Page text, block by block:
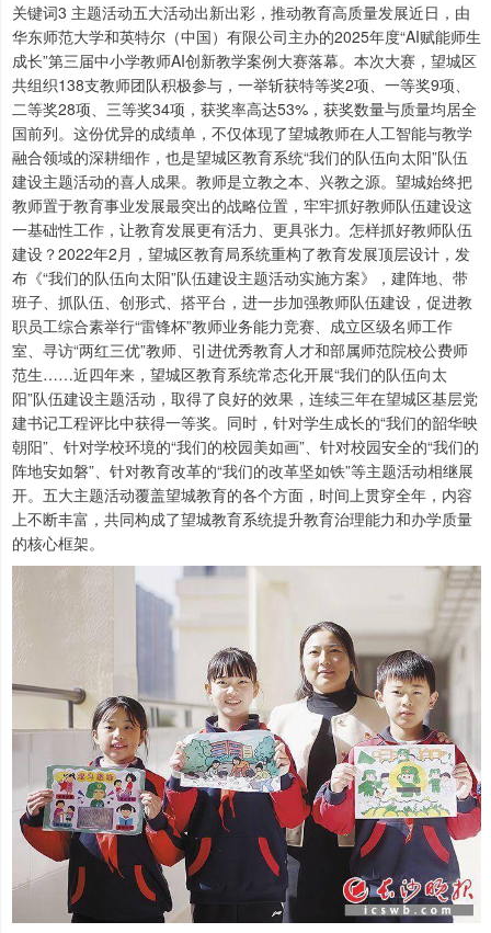
关键词3 主题活动五大活动出新出彩，推动教育高质量发展近日，由
华东师范大学和英特尔（中国）有限公司主办的2025年度“AI赋能师生
成长”第三届中小学教师AI创新教学案例大赛落幕。本次大赛，望城区
共组织138支教师团队积极参与，一举斩获特等奖2项、一等奖9项、
二等奖28项、三等奖34项，获奖率高达53%，获奖数量与质量均居全
国前列。这份优异的成绩单，不仅体现了望城教师在人工智能与教学
融合领域的深耕细作，也是望城区教育系统“我们的队伍向太阳”队伍
建设主题活动的喜人成果。教师是立教之本、兴教之源。望城始终把
教师置于教育事业发展最突出的战略位置，牢牢抓好教师队伍建设这
一基础性工作，让教育发展更有活力、更具张力。怎样抓好教师队伍
建设？2022年2月，望城区教育局系统重构了教育发展顶层设计，发
布《“我们的队伍向太阳”队伍建设主题活动实施方案》，建阵地、带
班子、抓队伍、创形式、搭平台，进一步加强教师队伍建设，促进教
职员工综合素举行“雷锋杯”教师业务能力竞赛、成立区级名师工作
室、寻访“两红三优”教师、引进优秀教育人才和部属师范院校公费师
范生……近四年来，望城区教育系统常态化开展“我们的队伍向太
阳”队伍建设主题活动，取得了良好的效果，连续三年在望城区基层党
建书记工程评比中获得一等奖。同时，针对学生成长的“我们的韶华映
朝阳”、针对学校环境的“我们的校园美如画”、针对校园安全的“我们的
阵地安如磐”、针对教育改革的“我们的改革坚如铁”等主题活动相继展
开。五大主题活动覆盖望城教育的各个方面，时间上贯穿全年，内容
上不断丰富，共同构成了望城教育系统提升教育治理能力和办学质量
的核心框架。